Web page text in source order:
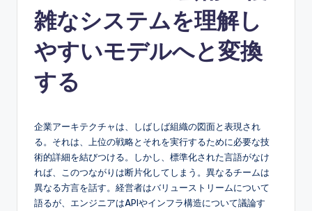
p
A
雑なシステムを理解し
やすいモデルへと変換
する
企業アーキテクチャは、しばしば組織の図面と表現され
る。それは、上位の戦略とそれを実行するために必要な技
術的詳細を結びつける。しかし、標準化された言語がなけ
れば、このつながりは断片化してしまう。異なるチームは
異なる方言を話す。経営者はバリューストリームについて
語るが、エンジニアはAPIやインフラ構造について議論す